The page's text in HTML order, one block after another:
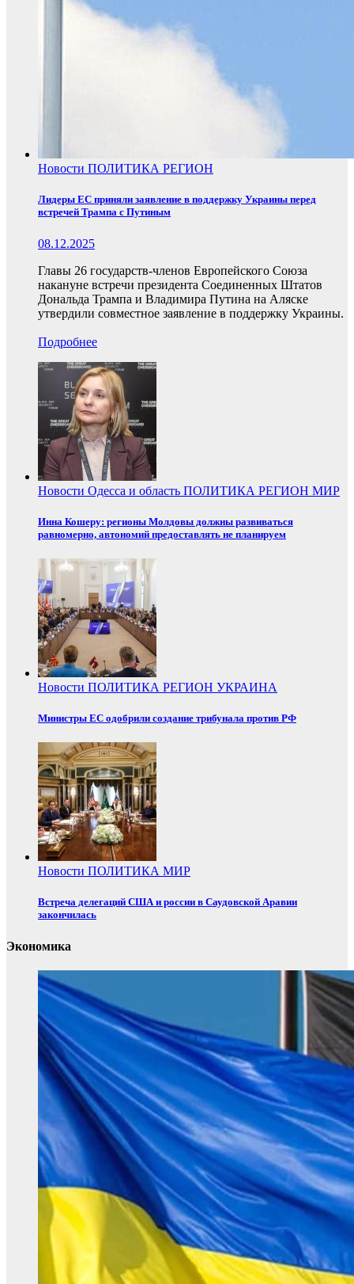
Новости ПОЛИТИКА РЕГИОН
Лидеры ЕС приняли заявление в поддержку Украины перед
встречей Трампа с Путиным
08.12.2025
Главы 26 государств-членов Европейского Союза
накануне встречи президента Соединенных Штатов
Дональда Трампа и Владимира Путина на Аляске
утвердили совместное заявление в поддержку Украины.
Подробнее
Новости Одесса и область ПОЛИТИКА РЕГИОН МИР
Инна Кошеру: регионы Молдовы должны развиваться
равномерно, автономий предоставлять не планируем
Новости ПОЛИТИКА РЕГИОН УКРАИНА
Министры ЕС одобрили создание трибунала против РФ
Новости ПОЛИТИКА МИР
Встреча делегаций США и россии в Саудовской Аравии
закончилась
Экономика